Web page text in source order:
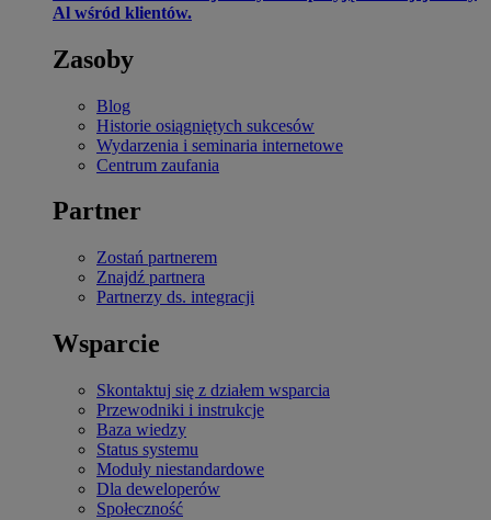
Al wśród klientów.
Zasoby
Blog
Historie osiągniętych sukcesów
Wydarzenia i seminaria internetowe
Centrum zaufania
Partner
Zostań partnerem
Znajdź partnera
Partnerzy ds. integracji
Wsparcie
Skontaktuj się z działem wsparcia
Przewodniki i instrukcje
Baza wiedzy
Status systemu
Moduły niestandardowe
Dla deweloperów
Społeczność